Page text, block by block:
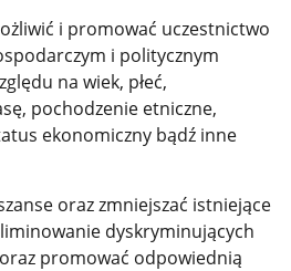
i promować uczestnictwo
i politycznym
na wiek, płeć,
pochodzenie etniczne,
ekonomiczny bądź inne
oraz zmniejszać istniejące
dyskryminujących
promować odpowiednią